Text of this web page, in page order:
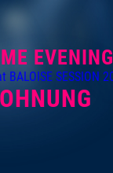
EVENING